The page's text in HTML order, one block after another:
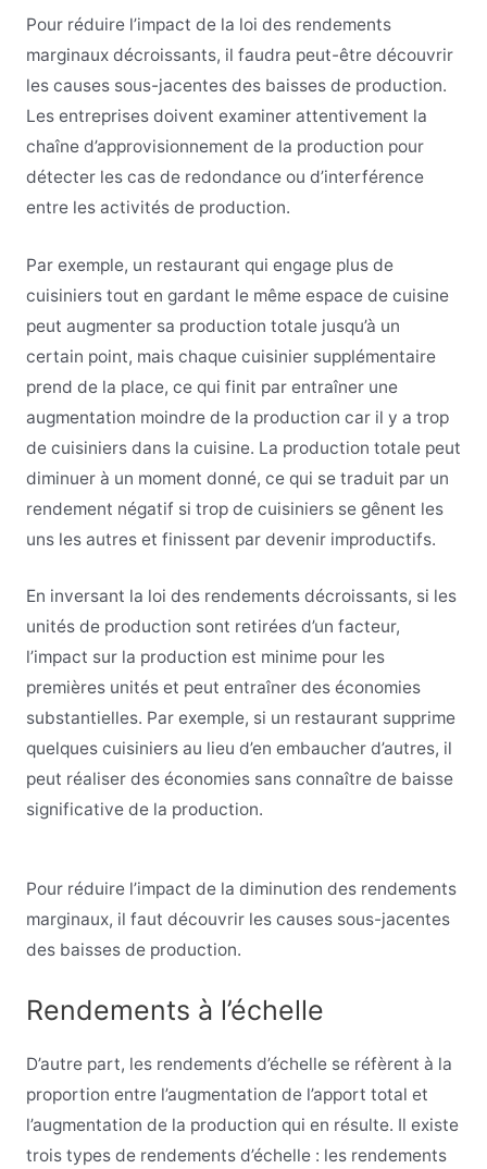
Pour réduire l’impact de la loi des rendements
marginaux décroissants, il faudra peut-être découvrir
les causes sous-jacentes des baisses de production.
Les entreprises doivent examiner attentivement la
chaîne d’approvisionnement de la production pour
détecter les cas de redondance ou d’interférence
entre les activités de production.
Par exemple, un restaurant qui engage plus de
cuisiniers tout en gardant le même espace de cuisine
peut augmenter sa production totale jusqu’à un
certain point, mais chaque cuisinier supplémentaire
prend de la place, ce qui finit par entraîner une
augmentation moindre de la production car il y a trop
de cuisiniers dans la cuisine. La production totale peut
diminuer à un moment donné, ce qui se traduit par un
rendement négatif si trop de cuisiniers se gênent les
uns les autres et finissent par devenir improductifs.
En inversant la loi des rendements décroissants, si les
unités de production sont retirées d’un facteur,
l’impact sur la production est minime pour les
premières unités et peut entraîner des économies
substantielles. Par exemple, si un restaurant supprime
quelques cuisiniers au lieu d’en embaucher d’autres, il
peut réaliser des économies sans connaître de baisse
significative de la production.
Pour réduire l’impact de la diminution des rendements
marginaux, il faut découvrir les causes sous-jacentes
des baisses de production.
Rendements à l’échelle
D’autre part, les rendements d’échelle se réfèrent à la
proportion entre l’augmentation de l’apport total et
l’augmentation de la production qui en résulte. Il existe
trois types de rendements d’échelle : les rendements